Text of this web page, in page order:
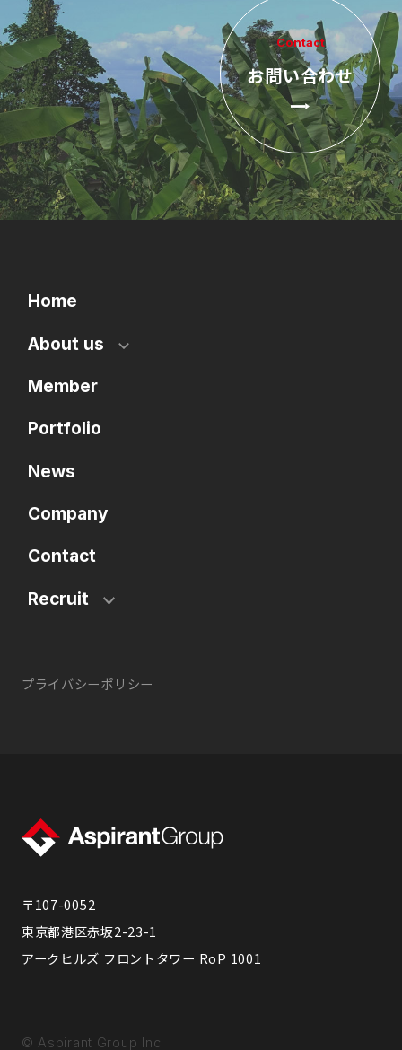
Contact
お問い合わせ
Home
About us
Member
Portfolio
News
Company
Contact
Recruit
プライバシーポリシー
〒107-0052
東京都港区赤坂2-23-1
アークヒルズ フロントタワー RoP 1001
© Aspirant Group Inc.